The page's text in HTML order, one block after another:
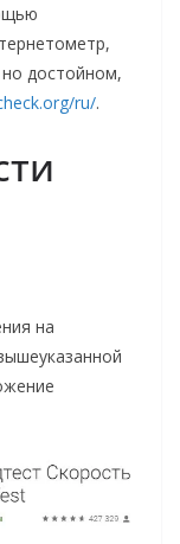
достойном,
ru/.
на